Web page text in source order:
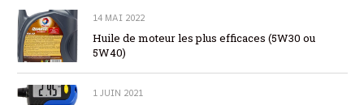
14 MAI 2022
Huile de moteur les plus efficaces (5W30 ou
5W40)
1 JUIN 2021